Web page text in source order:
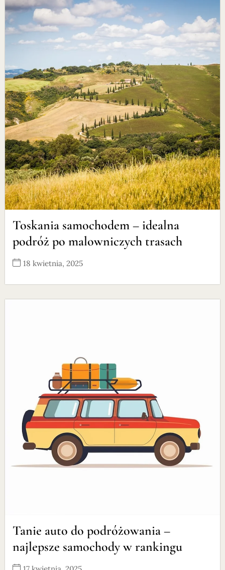
Toskania samochodem – idealna
podróż po malowniczych trasach
18 kwietnia, 2025
Tanie auto do podróżowania –
najlepsze samochody w rankingu